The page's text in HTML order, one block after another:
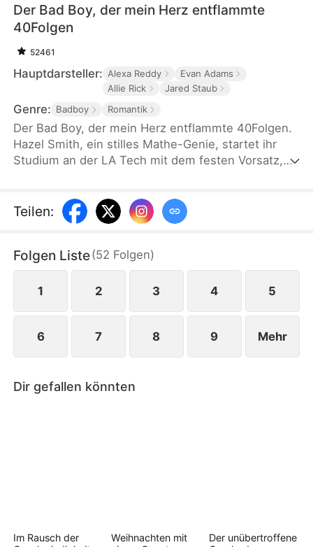
Der Bad Boy, der mein Herz entflammte
40Folgen
52461
Hauptdarsteller: Alexa Reddy
Evan Adams
Allie Rick
Jared Staub
Genre: Badboy Romantik
Der Bad Boy, der mein Herz entflammte 40Folgen.
Hazel Smith, ein stilles Mathe-Genie, startet ihr
Studium an der LA Tech mit dem festen Vorsatz,
– dem berüchtigten Bad Boy der Uni und
Milliardärserbe –, bringt sie ihn in ein Chaos. Nun
ihre Schulden.
Teilen:
Folgen Liste(52 Folgen)
1 2 3 4 5
6 7 8 9 Mehr
Dir gefallen könnten
Im Rausch der
Weihnachten mit
Der unübertroffene